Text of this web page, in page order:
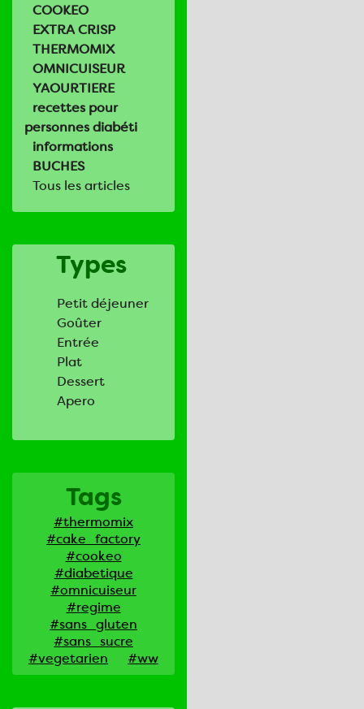
COOKEO
EXTRA CRISP
THERMOMIX
OMNICUISEUR
YAOURTIERE
recettes pour
personnes diabéti
informations
BUCHES
Tous les articles
Types
Petit déjeuner
Goûter
Entrée
Plat
Dessert
Apero
Tags
#thermomix
#cake_factory
#cookeo
#diabetique
#omnicuiseur
#regime
#sans_gluten
#sans_sucre
#vegetarien
#ww